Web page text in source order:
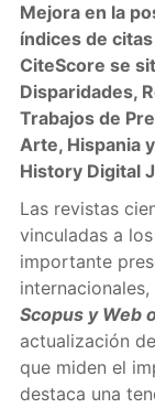
Mejora en la
índices de
CiteScore se
Disparidades,
Trabajos de
Arte, Hispania
History Digital
Las revistas
vinculadas a
importante
Scopus y Web
actualización
que miden el
destaca una